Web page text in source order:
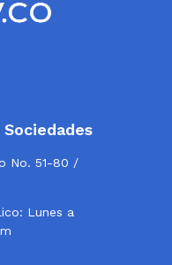
No. 51-80 /
Lunes a